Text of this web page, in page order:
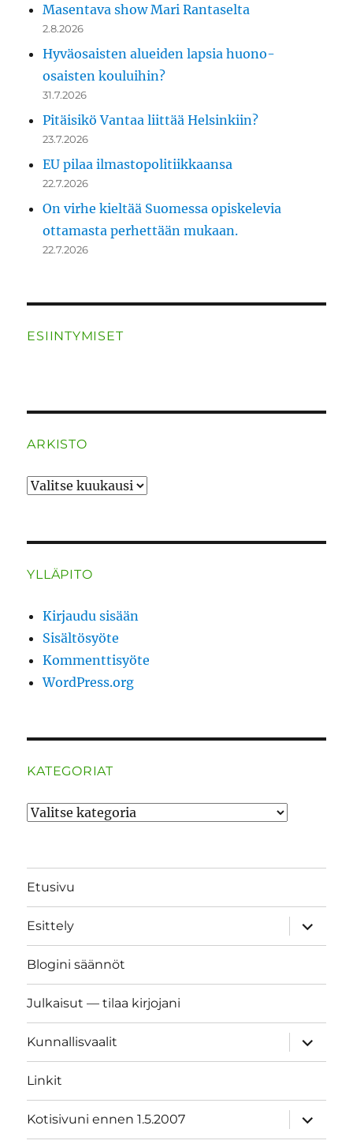
Masentava show Mari Rantaselta
2.8.2026
Hyväosaisten alueiden lapsia huono-
osaisten kouluihin?
31.7.2026
Pitäisikö Vantaa liittää Helsinkiin?
23.7.2026
EU pilaa ilmastopolitiikkaansa
22.7.2026
On virhe kieltää Suomessa opiskelevia
ottamasta perhettään mukaan.
22.7.2026
ESIINTYMISET
ARKISTO
ARKISTO
YLLÄPITO
Kirjaudu sisään
Sisältösyöte
Kommenttisyöte
WordPress.org
KATEGORIAT
Kategoriat
Etusivu
Esittely
näytä
Blogini säännöt
Julkaisut — tilaa kirjojani
Kunnallisvaalit
näytä
Linkit
Kotisivuni ennen 1.5.2007
näytä